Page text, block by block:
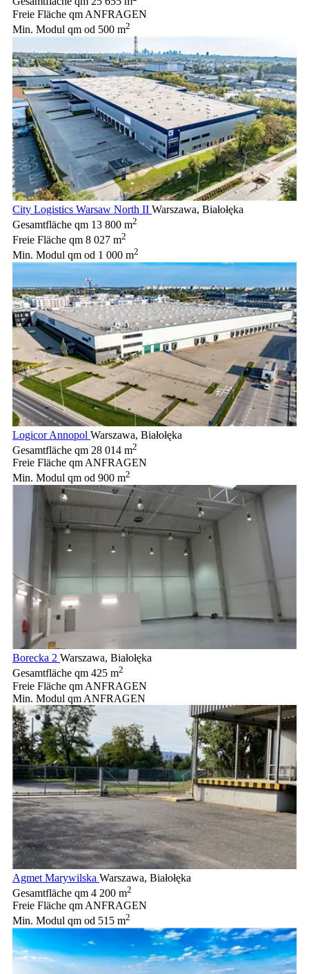
Freie Fläche qm ANFRAGEN
Min. Modul qm od 500 m2
City Logistics Warsaw North II Warszawa, Białołęka
Gesamtfläche qm 13 800 m2
Freie Fläche qm 8 027 m2
Min. Modul qm od 1 000 m2
Logicor Annopol Warszawa, Białołęka
Gesamtfläche qm 28 014 m2
Freie Fläche qmANFRAGEN
Min. Modul qm od 900 m2
Borecka 2 Warszawa, Białołęka
Gesamtfläche qm 425 m2
Freie Fläche qm ANFRAGEN
Min. Modul qm ANFRAGEN
Agmet Marywilska Warszawa, Białołęka
Gesamtfläche qm 4 200 m2
Freie Fläche qmANFRAGEN
Min. Modul qm od 515 m2